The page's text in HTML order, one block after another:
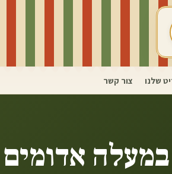
שלנו צור קשר
מעלה אדומים